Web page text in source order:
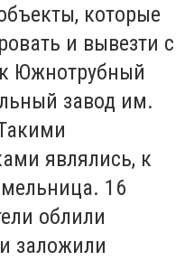
которые
и вывезти с
Южнотрубный
завод им.
являлись, к
16
облили
заложили